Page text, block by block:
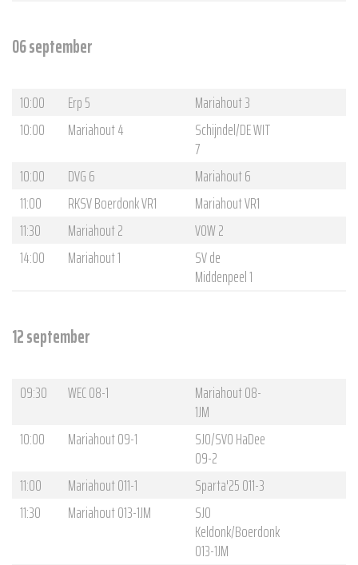
06 september
10:00 Erp 5
Mariahout 3
10:00
Mariahout 4
Schijndel/DE WIT
7
10:00
DVG 6
Mariahout 6
11:00
RKSV Boerdonk VR1
Mariahout VR1
11:30
Mariahout 2
VOW 2
14:00
Mariahout 1
SV de
Middenpeel 1
12 september
09:30 WEC O8-1
Mariahout O8-
1JM
10:00
Mariahout O9-1
SJO/SVO HaDee
O9-2
11:00
Mariahout O11-1
Sparta'25 O11-3
11:30
Mariahout O13-1JM
SJO
Keldonk/Boerdonk
O13-1JM